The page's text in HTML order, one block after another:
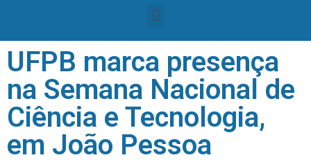
UFPB marca presença
na Semana Nacional de
Ciência e Tecnologia,
em João Pessoa